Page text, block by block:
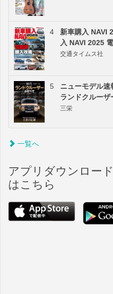
4
新車購入 NAVI
入 NAVI 2025
交通タイムス社
5
ニューモデル
ランドクルーザ
三栄
一覧へ
アプリダウンロード
はこちら